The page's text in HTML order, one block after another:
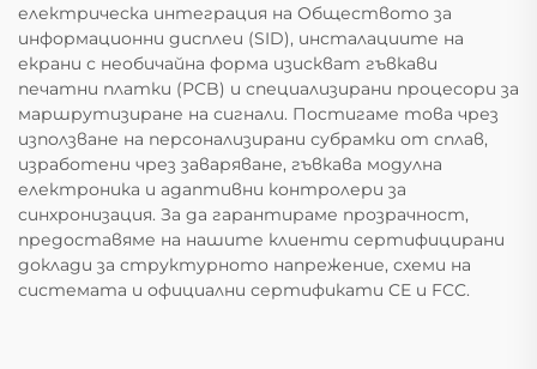
електрическа интеграция на Обществото за
информационни дисплеи (SID), инсталациите на
екрани с необичайна форма изискват гъвкави
печатни платки (PCB) и специализирани процесори за
маршрутизиране на сигнали. Постигаме това чрез
използване на персонализирани субрамки от сплав,
изработени чрез заваряване, гъвкава модулна
електроника и адаптивни контролери за
синхронизация. За да гарантираме прозрачност,
предоставяме на нашите клиенти сертифицирани
доклади за структурното напрежение, схеми на
системата и официални сертификати CE и FCC.